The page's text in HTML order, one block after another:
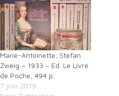
Marie-Antoinette, Stefan
Zweig – 1933 – Ed. Le Livre
de Poche, 494 p.
7 juin 2019